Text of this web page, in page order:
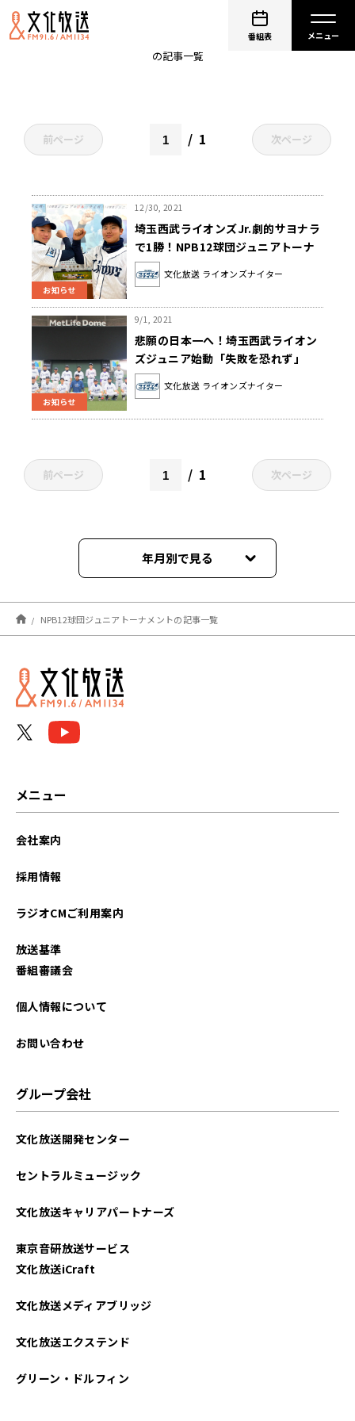
番組表
NPB12球団ジュニアトーナメント
の記事一覧
前ページ 1 次ページ
お知らせ
12/30, 2021
埼玉西武ライオンズJr.劇的サヨナラ
で1勝！NPB12球団ジュニアトーナ
メント(ライオンズナイター)
文化放送 ライオンズナイター
お知らせ
9/1, 2021
悲願の日本一へ！埼玉西武ライオン
ズジュニア始動「失敗を恐れず」
【L-FRIENDS】(ライオンズナイタ
ー)
文化放送 ライオンズナイター
前ページ 1 次ページ
年月別で見る
2021年12月
2021年09月
NPB12球団ジュニアトーナメントの記事一覧
メニュー
会社案内
採用情報
ラジオCMご利用案内
放送基準
番組審議会
個人情報について
お問い合わせ
グループ会社
文化放送開発センター
セントラルミュージック
文化放送キャリアパートナーズ
東京音研放送サービス
文化放送iCraft
文化放送メディアブリッジ
文化放送エクステンド
グリーン・ドルフィン